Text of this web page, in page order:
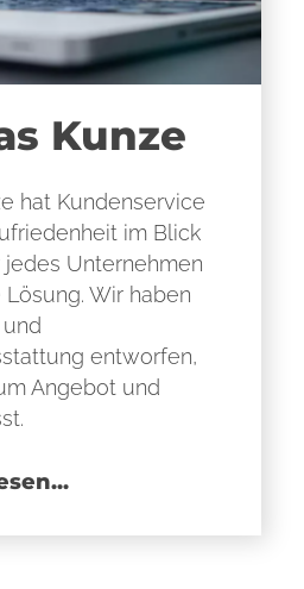
Kunze
hat Kundenservice
im Blick
Unternehmen
Wir haben
entworfen,
Angebot und